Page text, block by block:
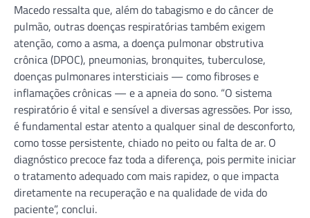
Macedo ressalta que, além do tabagismo e do câncer de
pulmão, outras doenças respiratórias também exigem
atenção, como a asma, a doença pulmonar obstrutiva
crônica (DPOC), pneumonias, bronquites, tuberculose,
doenças pulmonares intersticiais — como fibroses e
inflamações crônicas — e a apneia do sono. “O sistema
respiratório é vital e sensível a diversas agressões. Por isso,
é fundamental estar atento a qualquer sinal de desconforto,
como tosse persistente, chiado no peito ou falta de ar. O
diagnóstico precoce faz toda a diferença, pois permite iniciar
o tratamento adequado com mais rapidez, o que impacta
diretamente na recuperação e na qualidade de vida do
paciente”, conclui.